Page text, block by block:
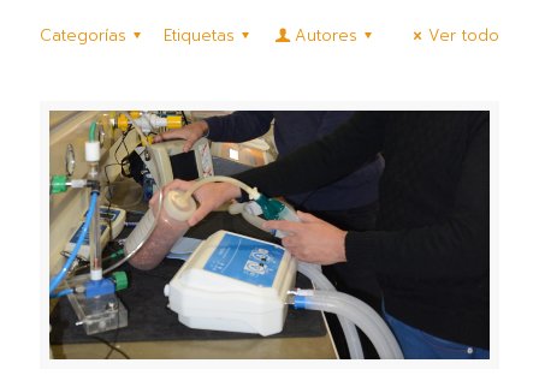
Categorías Etiquetas Autores Ver todo